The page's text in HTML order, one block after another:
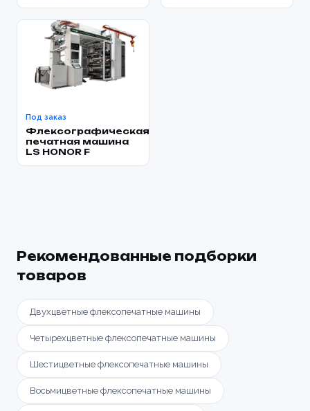
Под заказ
Флексографическая
печатная машина
LS HONOR F
Рекомендованные подборки
товаров
Двухцветные флексопечатные машины
Четырехцветные флексопечатные машины
Шестицветные флексопечатные машины
Восьмицветные флексопечатные машины